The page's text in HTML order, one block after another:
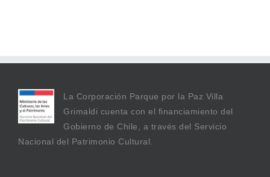
La Corporación Parque por la Paz Villa
Grimaldi cuenta con el financiamiento del
Gobierno de Chile, a través del Servicio
Nacional del Patrimonio Cultural.